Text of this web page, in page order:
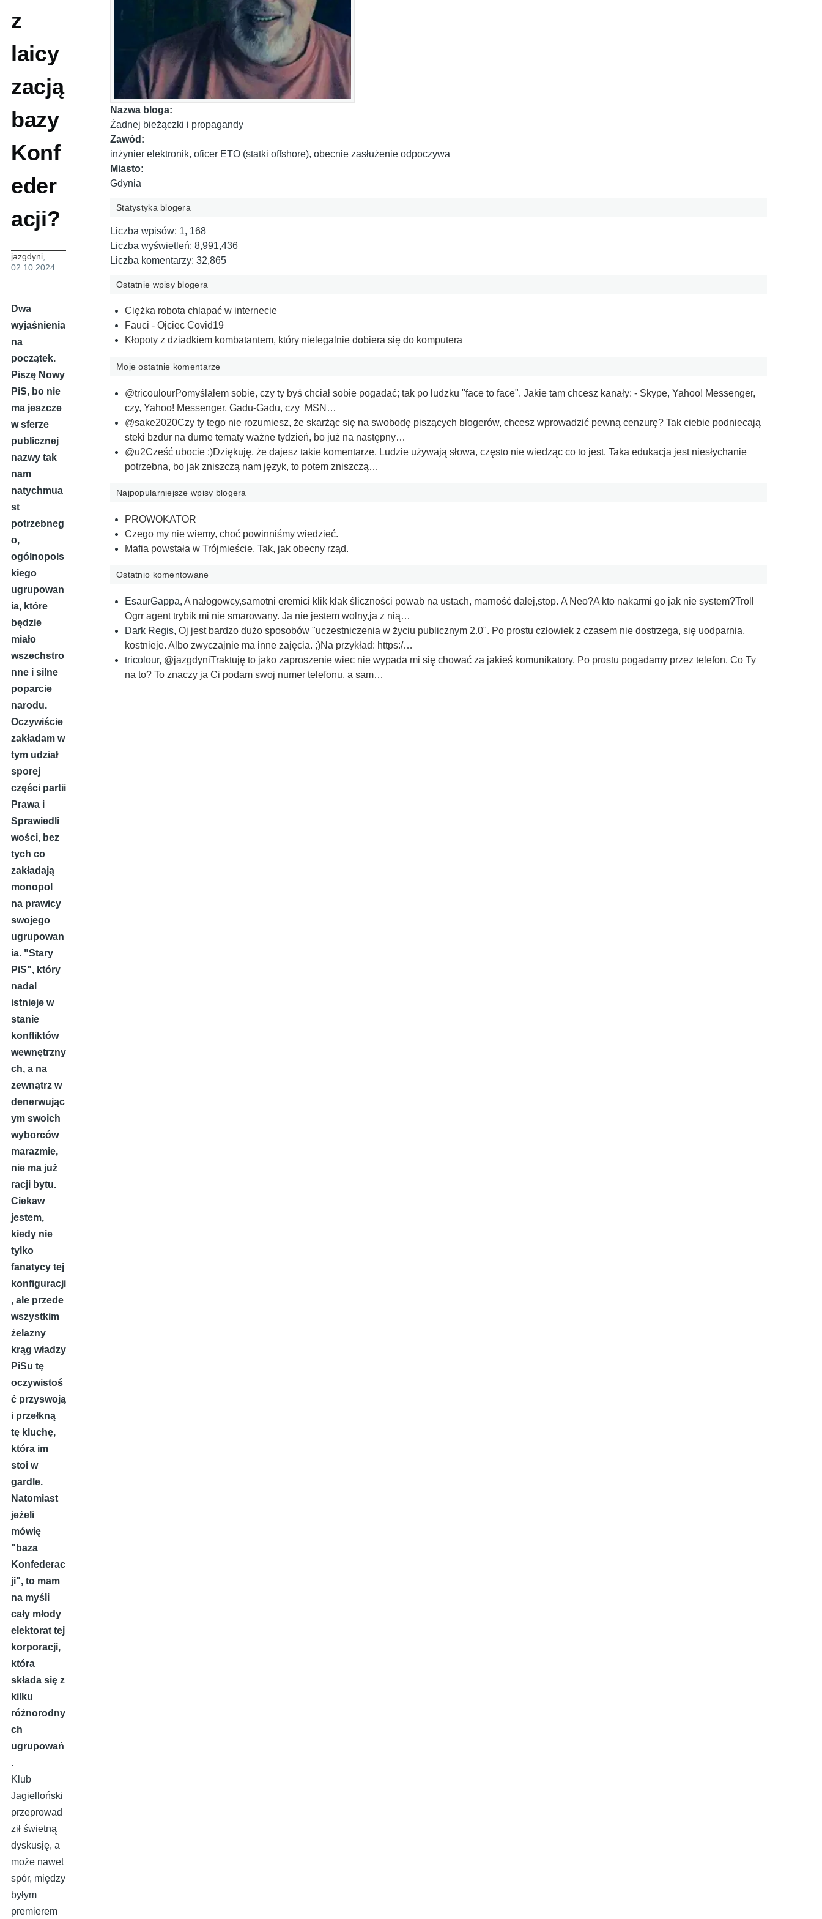
z
laicy
zacją
bazy
Konf
eder
acji?
jazgdyni,
02.10.2024
Dwa
wyjaśnienia
na
początek.
Piszę Nowy
PiS, bo nie
ma jeszcze
w sferze
publicznej
nazwy tak
nam
natychmua
st
potrzebneg
o,
ogólnopols
kiego
ugrupowan
ia, które
będzie
miało
wszechstro
nne i silne
poparcie
narodu.
Oczywiście
zakładam w
tym udział
sporej
części partii
Prawa i
Sprawiedli
wości, bez
tych co
zakładają
monopol
na prawicy
swojego
ugrupowan
ia. "Stary
PiS", który
nadal
istnieje w
stanie
konfliktów
wewnętrzny
ch, a na
zewnątrz w
denerwując
ym swoich
wyborców
marazmie,
nie ma już
racji bytu.
Ciekaw
jestem,
kiedy nie
tylko
fanatycy tej
konfiguracji
, ale przede
wszystkim
żelazny
krąg władzy
PiSu tę
oczywistoś
ć przyswoją
i przełkną
tę kluchę,
która im
stoi w
gardle.
Natomiast
jeżeli
mówię
"baza
Konfederac
ji", to mam
na myśli
cały młody
elektorat tej
korporacji,
która
składa się z
kilku
różnorodny
ch
ugrupowań
.
Klub
Jagielloński
przeprowad
ził świetną
dyskusję, a
może nawet
spór, między
byłym
premierem
Nazwa bloga:
Żadnej bieżączki i propagandy
Zawód:
inżynier elektronik, oficer ETO (statki offshore), obecnie zasłużenie odpoczywa
Miasto:
Gdynia
Statystyka blogera
Liczba wpisów: 1, 168
Liczba wyświetleń: 8,991,436
Liczba komentarzy: 32,865
Ostatnie wpisy blogera
Ciężka robota chlapać w internecie
Fauci - Ojciec Covid19
Kłopoty z dziadkiem kombatantem, który nielegalnie dobiera się do komputera
Moje ostatnie komentarze
@tricoulourPomyślałem sobie, czy ty byś chciał sobie pogadać; tak po ludzku "face to face". Jakie tam chcesz kanały: - Skype, Yahoo! Messenger,
czy, Yahoo! Messenger, Gadu-Gadu, czy MSN…
@sake2020Czy ty tego nie rozumiesz, że skarżąc się na swobodę piszących blogerów, chcesz wprowadzić pewną cenzurę? Tak ciebie podniecają
steki bzdur na durne tematy ważne tydzień, bo już na następny…
@u2Cześć ubocie :)Dziękuję, że dajesz takie komentarze. Ludzie używają słowa, często nie wiedząc co to jest. Taka edukacja jest niesłychanie
potrzebna, bo jak zniszczą nam język, to potem zniszczą…
Najpopularniejsze wpisy blogera
PROWOKATOR
Czego my nie wiemy, choć powinniśmy wiedzieć.
Mafia powstała w Trójmieście. Tak, jak obecny rząd.
Ostatnio komentowane
EsaurGappa, A nałogowcy,samotni eremici klik klak śliczności powab na ustach, marność dalej,stop. A Neo?A kto nakarmi go jak nie system?Troll
Ogrr agent trybik mi nie smarowany. Ja nie jestem wolny,ja z nią…
Dark Regis, Oj jest bardzo dużo sposobów "uczestniczenia w życiu publicznym 2.0". Po prostu człowiek z czasem nie dostrzega, się uodparnia,
kostnieje. Albo zwyczajnie ma inne zajęcia. ;)Na przykład: https:/…
tricolour, @jazgdyniTraktuję to jako zaproszenie wiec nie wypada mi się chować za jakieś komunikatory. Po prostu pogadamy przez telefon. Co Ty
na to? To znaczy ja Ci podam swoj numer telefonu, a sam…